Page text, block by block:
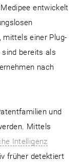
entwickelt
mittels einer Plug-
sind bereits als
nach
und
Mittels
Intelligenz
früher detektiert